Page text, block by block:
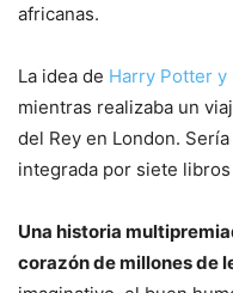
africanas.
La idea de Harry Potter y
mientras realizaba un
del Rey en London.
integrada por siete
Una historia
corazón de millones de